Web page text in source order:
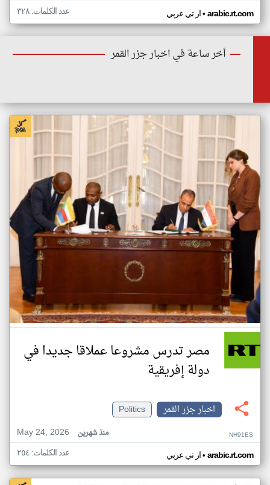
ار تي عربي• arabic.rt.com عدد الكلمات: ٣٢٨
أخر ساعة في اخبار جزر القمر
مصر تدرس مشروعا عملاقا جديدا في
دولة إفريقية
اخبار جزر القمر
Politics
May 24, 2026
منذ شهرين NH91ES
ار تي عربي• arabic.rt.com عدد الكلمات: ٢٥٤